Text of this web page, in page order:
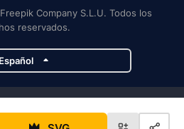
Company S.L.U. Todos los
reservados.
Español